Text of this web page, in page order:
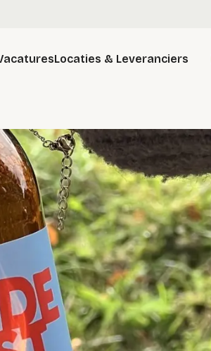
Locaties & Leveranciers